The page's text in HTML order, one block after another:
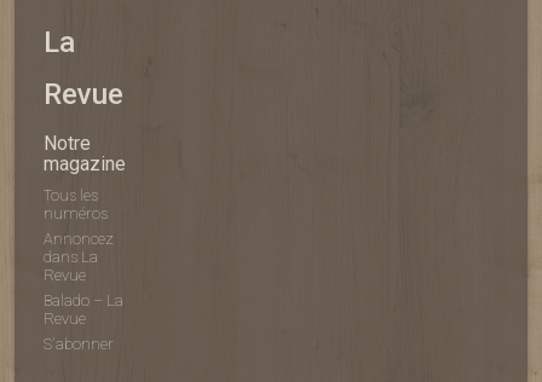
La
Revue
Notre
magazine
Tous les
numéros
Annoncez
dans La
Revue
Balado – La
Revue
S'abonner